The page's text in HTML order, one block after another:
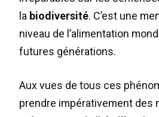
la biodiversité. C’est une
niveau de l’alimentation
futures générations.
Aux vues de tous ces
prendre impérativement des